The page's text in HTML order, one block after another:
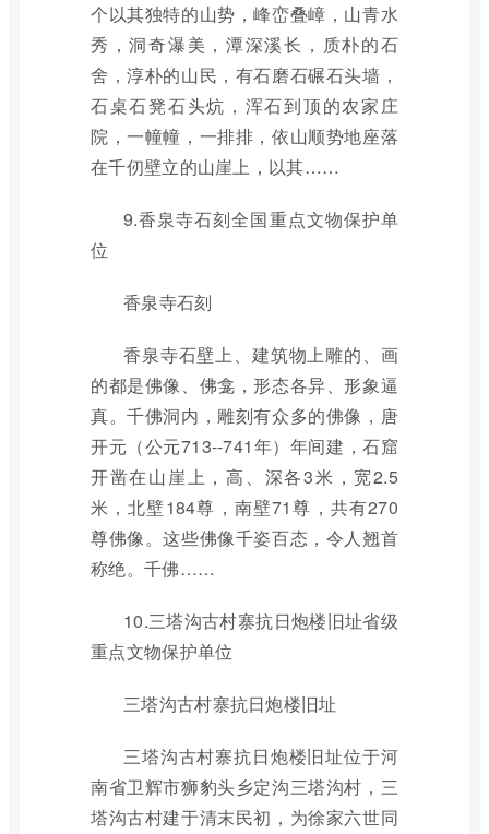
个以其独特的山势，峰峦叠嶂，山青水
秀，洞奇瀑美，潭深溪长，质朴的石
舍，淳朴的山民，有石磨石碾石头墙，
石桌石凳石头炕，浑石到顶的农家庄
院，一幢幢，一排排，依山顺势地座落
在千仞壁立的山崖上，以其……
9.香泉寺石刻全国重点文物保护单
位
香泉寺石刻
香泉寺石壁上、建筑物上雕的、画
的都是佛像、佛龛，形态各异、形象逼
真。千佛洞内，雕刻有众多的佛像，唐
开元（公元713--741年）年间建，石窟
开凿在山崖上，高、深各3米，宽2.5
米，北壁184尊，南壁71尊，共有270
尊佛像。这些佛像千姿百态，令人翘首
称绝。千佛……
10.三塔沟古村寨抗日炮楼旧址省级
重点文物保护单位
三塔沟古村寨抗日炮楼旧址
三塔沟古村寨抗日炮楼旧址位于河
南省卫辉市狮豹头乡定沟三塔沟村，三
塔沟古村建于清末民初，为徐家六世同